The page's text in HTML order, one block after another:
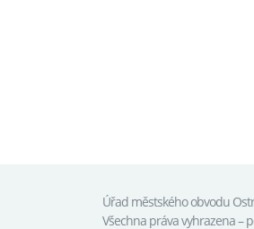
Úřad městského obvodu
Všechna práva vyhrazena –